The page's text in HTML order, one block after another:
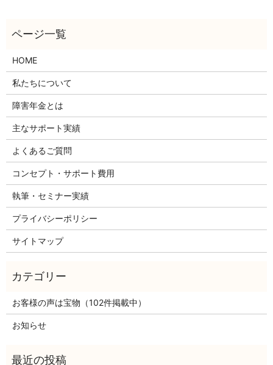
HOME
私たちについて
障害年金とは
主なサポート実績
よくあるご質問
コンセプト・サポート費用
執筆・セミナー実績
プライバシーポリシー
サイトマップ
お客様の声は宝物（102件掲載中）
お知らせ